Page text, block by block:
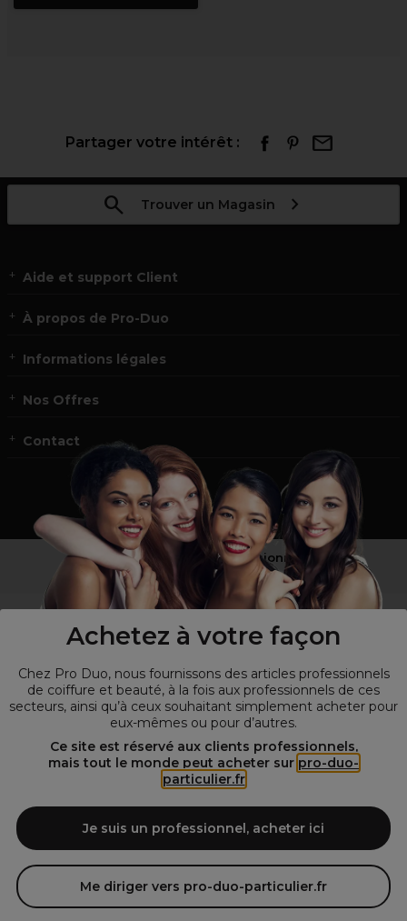
Achetez à votre façon
Chez Pro Duo, nous fournissons des articles professionnels
de coiffure et beauté, à la fois aux professionnels de ces
secteurs, ainsi qu’à ceux souhaitant simplement acheter pour
eux-mêmes ou pour d’autres.
Ce site est réservé aux clients professionnels,
mais tout le monde peut acheter sur pro-duo-
particulier.fr
Je suis un professionnel, acheter ici
Me diriger vers pro-duo-particulier.fr
Partager votre intérêt :
Trouver un Magasin
Aide et support Client
À propos de Pro-Duo
Informations légales
Nos Offres
Contact
Vous n’êtes pas un professionnel ?
Visitez notre site pourles particuliers !
© Tous droits réservés © Pro-Duo
Spécialiste de la coiffure et de la beauté, nous vous proposons une
large sélection de produits professionnels pour la coiffure et
l'esthétique autour d'un choix de grandes marques qui font de Pro-
de beauté! Notre gamme de produits s’adresse également à tous ceux
qui sont à la recherche de produits et d'accessoires de coiffure et de
matériel esthétique de qualité.